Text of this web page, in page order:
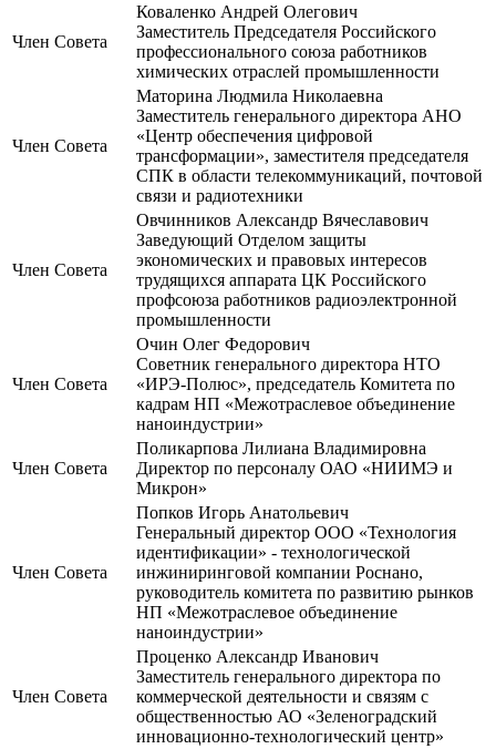
Член Совета
Коваленко Андрей Олегович
Заместитель Председателя Российского
профессионального союза работников
химических отраслей промышленности
Член Совета
Маторина Людмила Николаевна
Заместитель генерального директора АНО
«Центр обеспечения цифровой
трансформации», заместителя председателя
СПК в области телекоммуникаций, почтовой
связи и радиотехники
Член Совета
Овчинников Александр Вячеславович
Заведующий Отделом защиты
экономических и правовых интересов
трудящихся аппарата ЦК Российского
профсоюза работников радиоэлектронной
промышленности
Член Совета
Очин Олег Федорович
Советник генерального директора НТО
«ИРЭ-Полюс», председатель Комитета по
кадрам НП «Межотраслевое объединение
наноиндустрии»
Член Совета
Поликарпова Лилиана Владимировна
Директор по персоналу ОАО «НИИМЭ и
Микрон»
Член Совета
Попков Игорь Анатольевич
Генеральный директор ООО «Технология
идентификации» - технологической
инжиниринговой компании Роснано,
руководитель комитета по развитию рынков
НП «Межотраслевое объединение
наноиндустрии»
Член Совета
Проценко Александр Иванович
Заместитель генерального директора по
коммерческой деятельности и связям с
общественностью АО «Зеленоградский
инновационно-технологический центр»